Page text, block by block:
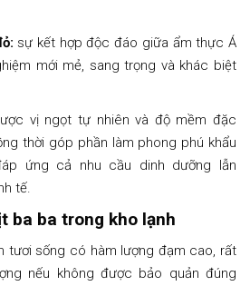
sự kết hợp độc đáo giữa ẩm thực Á
mới mẻ, sang trọng và khác biệt
vị ngọt tự nhiên và độ mềm đặc
thời góp phần làm phong phú khẩu
ứng cả nhu cầu dinh dưỡng lẫn
tế.
ba ba trong kho lạnh
tươi sống có hàm lượng đạm cao, rất
nếu không được bảo quản đúng